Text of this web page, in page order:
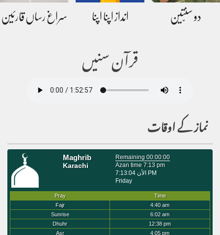
دو سنّتین انداز اپنا اپنا سراغ رساں قارئین
قرآن سنیں
نماز کے اوقات